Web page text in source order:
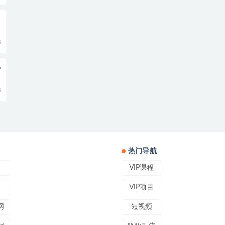
热门导航
VIP课程
VIP项目
短视频